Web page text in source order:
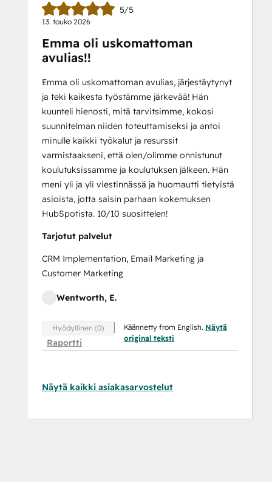
5/5
13. touko 2026
Emma oli uskomattoman
avulias!!
Emma oli uskomattoman avulias, järjestäytynyt
ja teki kaikesta työstämme järkevää! Hän
kuunteli hienosti, mitä tarvitsimme, kokosi
suunnitelman niiden toteuttamiseksi ja antoi
minulle kaikki työkalut ja resurssit
varmistaakseni, että olen/olimme onnistunut
koulutuksissamme ja koulutuksen jälkeen. Hän
meni yli ja yli viestinnässä ja huomautti tietyistä
asioista, jotta saisin parhaan kokemuksen
HubSpotista. 10/10 suosittelen!
Tarjotut palvelut
CRM Implementation, Email Marketing ja
Customer Marketing
Wentworth, E.
Hyödyllinen (0)
Raportti
Käännetty from English. Näytä
original teksti
Näytä kaikki asiakasarvostelut